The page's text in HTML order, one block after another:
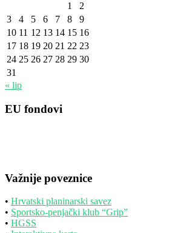
1
2
3
4 5 6 7 8
9
10 11 12 13 14 15 16
17 18 19 20 21 22 23
24 25 26 27 28 29 30
31
« lip
EU fondovi
Važnije poveznice
• Hrvatski planinarski savez
• Sportsko-penjački klub “Grip”
• HGSS